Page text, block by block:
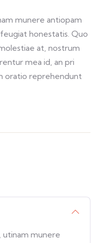
munere antiopam
honestatis. Quo
at, nostrum
mea id, an pri
oratio reprehendunt
utinam munere